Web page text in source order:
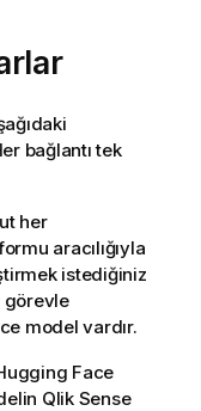
bağlantı tek
her
aracılığıyla
istediğiniz
görevle
model vardır.
Face
Qlik Sense